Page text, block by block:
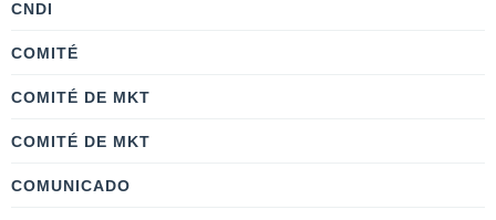
CNDI
COMITÉ
COMITÉ DE MKT
COMITÉ DE MKT
COMUNICADO